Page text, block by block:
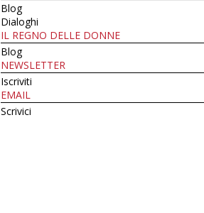
Blog
Dialoghi
IL REGNO DELLE DONNE
Blog
NEWSLETTER
Iscriviti
EMAIL
Scrivici